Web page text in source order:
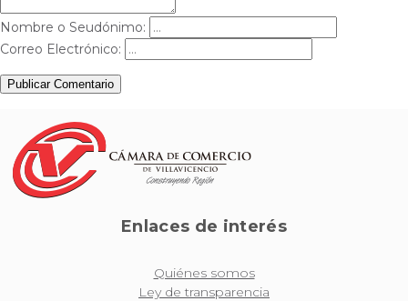
Nombre o Seudónimo:
Correo Electrónico:
Publicar Comentario
Enlaces de interés
Quiénes somos
Ley de transparencia